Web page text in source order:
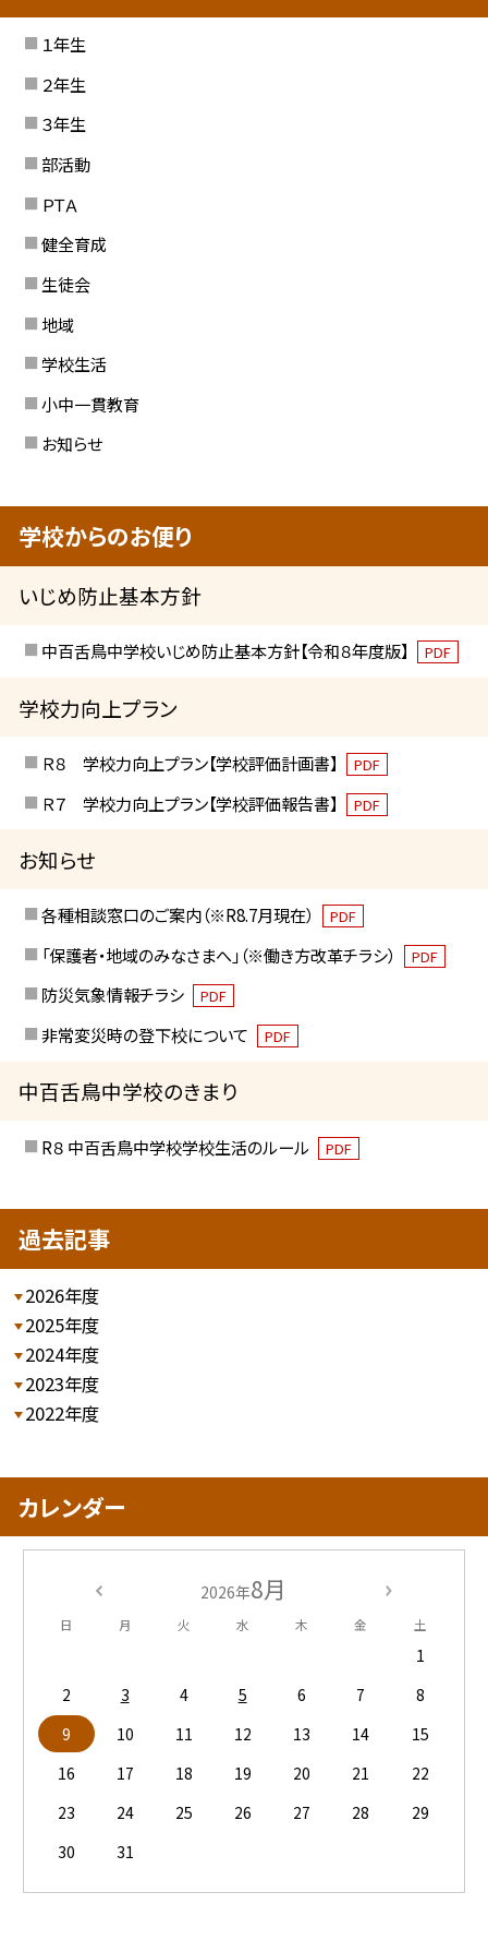
１年生
２年生
３年生
部活動
ＰＴＡ
健全育成
生徒会
地域
学校生活
小中一貫教育
お知らせ
学校からのお便り
いじめ防止基本方針
中百舌鳥中学校いじめ防止基本方針【令和８年度版】 PDF
学校力向上プラン
Ｒ８ 学校力向上プラン【学校評価計画書】 PDF
Ｒ７ 学校力向上プラン【学校評価報告書】 PDF
お知らせ
各種相談窓口のご案内（※R8.7月現在） PDF
「保護者・地域のみなさまへ」（※働き方改革チラシ） PDF
防災気象情報チラシ PDF
非常変災時の登下校について PDF
中百舌鳥中学校のきまり
R８ 中百舌鳥中学校学校生活のルール PDF
過去記事
2026年度
2025年度
2024年度
2023年度
2022年度
カレンダー
2026年8月
日 月 火 水 木 金 土
1
2
3 4 5 6 7
8
9
10 11 12 13 14
15
16
17 18 19 20 21
22
23
24 25 26 27 28
29
30
31